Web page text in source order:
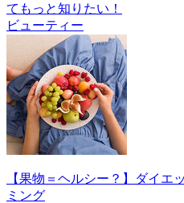
てもっと知りたい！
ビューティー
【果物＝ヘルシー？】ダイエ
ミング